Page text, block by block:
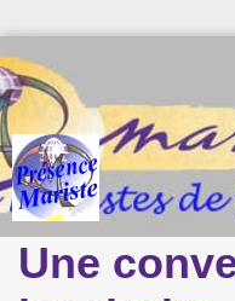
Une